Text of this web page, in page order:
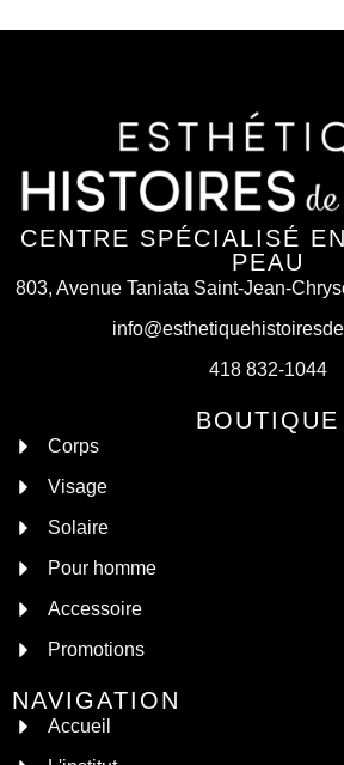
CENTRE SPÉCIALISÉ
PEAU
803, Avenue Taniata Saint-Jean-
418 832-1044
BOUTIQUE
Corps
Visage
Solaire
Pour homme
Accessoire
Promotions
NAVIGATION
Accueil